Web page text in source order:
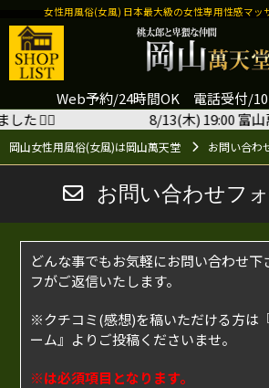
Web予約/24時間OK 電話受付/10
女性用風俗(女風) 日本最大級の女性専用性感マッ
岡山女性用風俗(女風)は岡山萬天堂 お問い合わ
🙇‍♂️ 8/13(木) 19:00 富山
お問い合わせフ
どんな事でもお気軽にお問い合わせ下
フがご返信いたします。
※クチコミ(感想)を稿いただける方は
ーム』 よりご投稿くださいませ。
※は必須項目となります。